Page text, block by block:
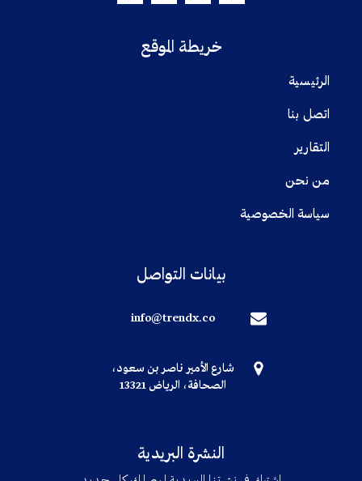
خريطة الموقع
الرئيسية
اتصل بنا
التقارير
من نحن
سياسة الخصوصية
بيانات التواصل
info@trendx.co
شارع الأمير ناصر بن سعود،
الصحافة، الرياض 13321
النشرة البريدية